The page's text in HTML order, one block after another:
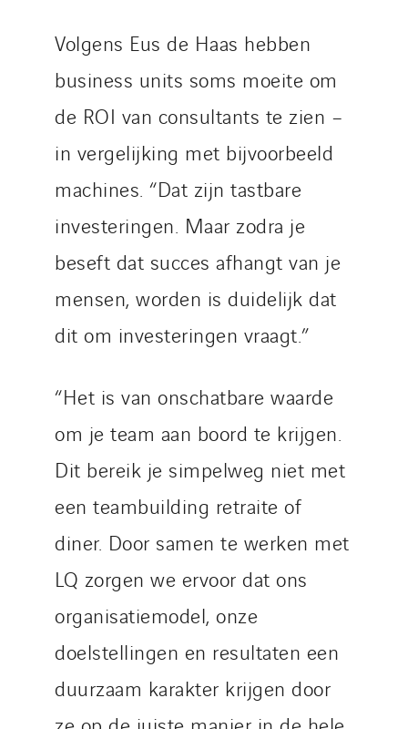
Volgens Eus de Haas hebben
business units soms moeite om
de ROI van consultants te zien –
in vergelijking met bijvoorbeeld
machines. “Dat zijn tastbare
investeringen. Maar zodra je
beseft dat succes afhangt van je
mensen, worden is duidelijk dat
dit om investeringen vraagt.”
“Het is van onschatbare waarde
om je team aan boord te krijgen.
Dit bereik je simpelweg niet met
een teambuilding retraite of
diner. Door samen te werken met
LQ zorgen we ervoor dat ons
organisatiemodel, onze
doelstellingen en resultaten een
duurzaam karakter krijgen door